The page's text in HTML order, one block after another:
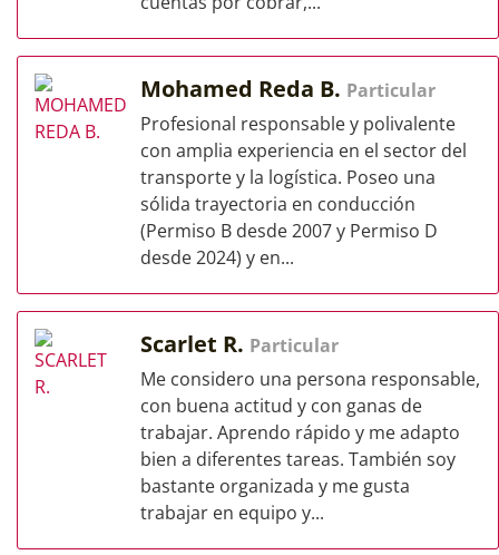
Mohamed Reda B. Particular
Profesional responsable y polivalente
con amplia experiencia en el sector del
transporte y la logística. Poseo una
sólida trayectoria en conducción
(Permiso B desde 2007 y Permiso D
desde 2024) y en...
Scarlet R. Particular
Me considero una persona responsable,
con buena actitud y con ganas de
trabajar. Aprendo rápido y me adapto
bien a diferentes tareas. También soy
bastante organizada y me gusta
trabajar en equipo y...